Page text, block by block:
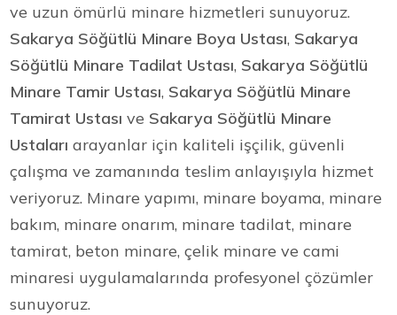
ve uzun ömürlü minare hizmetleri sunuyoruz.
Sakarya Söğütlü Minare Boya Ustası, Sakarya
Söğütlü Minare Tadilat Ustası, Sakarya Söğütlü
Minare Tamir Ustası, Sakarya Söğütlü Minare
Tamirat Ustası ve Sakarya Söğütlü Minare
Ustaları arayanlar için kaliteli işçilik, güvenli
çalışma ve zamanında teslim anlayışıyla hizmet
veriyoruz. Minare yapımı, minare boyama, minare
bakım, minare onarım, minare tadilat, minare
tamirat, beton minare, çelik minare ve cami
minaresi uygulamalarında profesyonel çözümler
sunuyoruz.